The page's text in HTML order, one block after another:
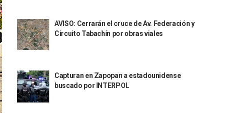
AVISO: Cerrarán el cruce de Av. Federación y
Circuito Tabachín por obras viales
Capturan en Zapopan a estadounidense
buscado por INTERPOL